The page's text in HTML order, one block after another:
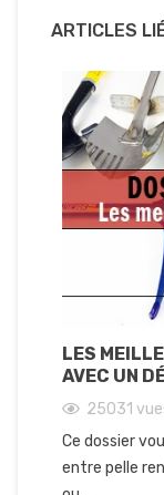
ARTICLES
LES
AVEC UN
25031
Ce dossier
entre pelle